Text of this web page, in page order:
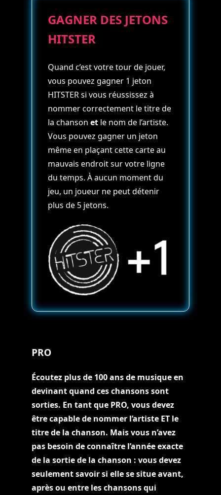
GAGNER DES JETONS
HITSTER
Quand c’est votre tour de jouer,
vous pouvez gagner 1 jeton
HITSTER si vous réussissez à
nommer correctement le titre de
la chanson et le nom de l’artiste.
Vous pouvez gagner un jeton
même en plaçant cette carte au
mauvais endroit sur votre ligne
du temps. À aucun moment du
jeu, un joueur ne peut détenir
plus de 5 jetons.
PRO
Écoutez plus de 100 ans de musique en
devinant quand ces chansons sont
sorties. En tant que PRO, vous devez
être capable de nommer l’artiste ET le
titre de la chanson. Mais vous n’avez
pas besoin de connaître l’année exacte
de la sortie de la chanson : vous devez
seulement savoir si elle se situe avant,
après ou entre les chansons qui